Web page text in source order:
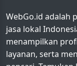
WebGo.id adalah
jasa lokal
menampilkan
layanan, serta